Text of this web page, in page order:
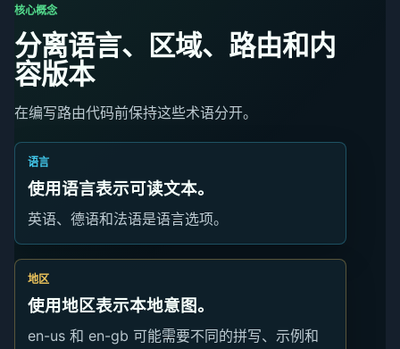
核心概念
分离语言、区域、路由和内
容版本
在编写路由代码前保持这些术语分开。
语言
使用语言表示可读文本。
英语、德语和法语是语言选项。
地区
使用地区表示本地意图。
en-us 和 en-gb 可能需要不同的拼写、示例和